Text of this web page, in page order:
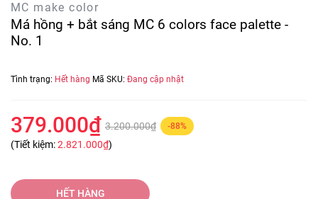
MC make color
Má hồng + bắt sáng MC 6 colors face palette -
No. 1
Tình trạng: Hết hàng Mã SKU: Đang cập nhật
379.000₫ 3.200.000₫ -88%
(Tiết kiệm:2.821.000₫)
HẾT HÀNG